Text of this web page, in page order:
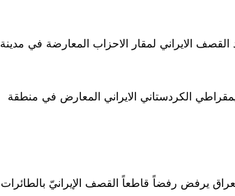
القصف الايراني لمقار الاحزاب المعارضة في مدينة
الكردستاني الايراني المعارض في منطقة
يرفض رفضاً قاطعاً القصف الإيرانيّ بالطائرات